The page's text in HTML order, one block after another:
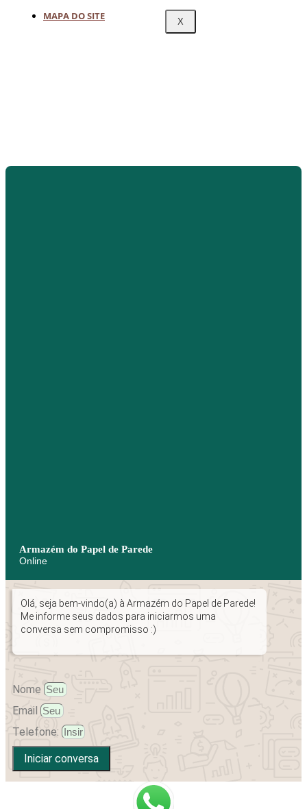
X
MAPA DO SITE
Armazém do Papel de Parede
Online
Olá, seja bem-vindo(a) à Armazém do Papel de Parede!
Me informe seus dados para iniciarmos uma
conversa sem compromisso :)
Nome
Email
Telefone:
Iniciar conversa